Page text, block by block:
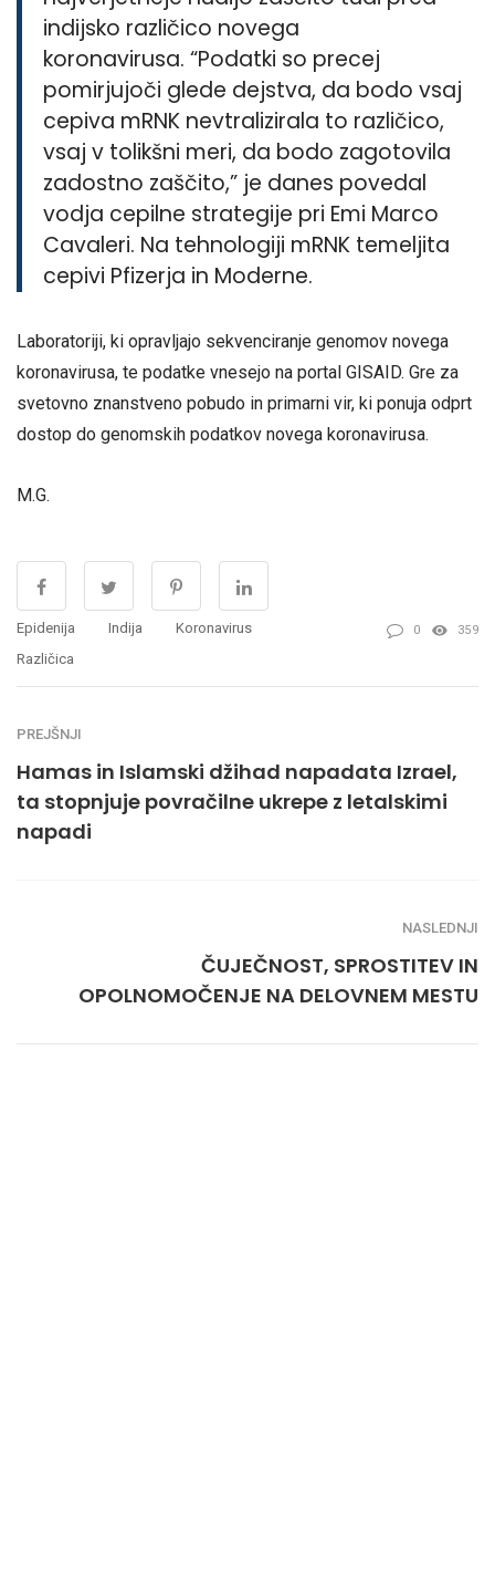
indijsko različico novega
koronavirusa. “Podatki so precej
pomirjujoči glede dejstva, da bodo vsaj
cepiva mRNK nevtralizirala to različico,
vsaj v tolikšni meri, da bodo zagotovila
zadostno zaščito,” je danes povedal
vodja cepilne strategije pri Emi Marco
Cavaleri. Na tehnologiji mRNK temeljita
cepivi Pfizerja in Moderne.
Laboratoriji, ki opravljajo sekvenciranje genomov novega
koronavirusa, te podatke vnesejo na portal GISAID. Gre za
svetovno znanstveno pobudo in primarni vir, ki ponuja odprt
dostop do genomskih podatkov novega koronavirusa.
M.G.
Epidenija Indija
Koronavirus
Različica
0 359
PREJŠNJI
Hamas in Islamski džihad napadata Izrael,
ta stopnjuje povračilne ukrepe z letalskimi
napadi
NASLEDNJI
ČUJEČNOST, SPROSTITEV IN
OPOLNOMOČENJE NA DELOVNEM MESTU